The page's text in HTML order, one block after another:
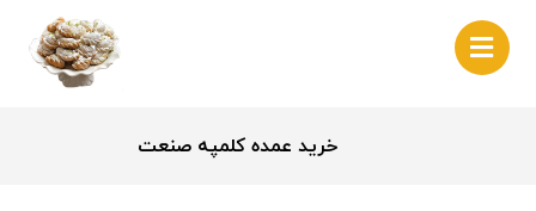
خرید عمده کلمپه صنعت